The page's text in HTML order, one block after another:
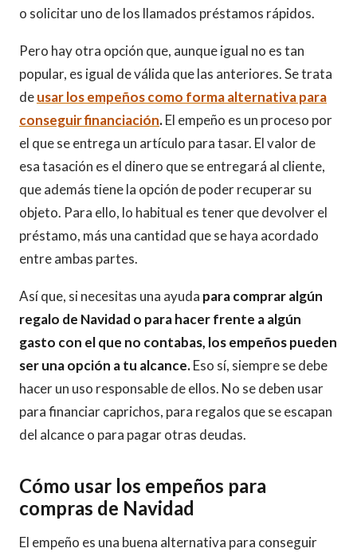
o solicitar uno de los llamados préstamos rápidos.
Pero hay otra opción que, aunque igual no es tan
popular, es igual de válida que las anteriores. Se trata
deusar los empeños como forma alternativa para
conseguir financiación.El empeño es un proceso por
el que se entrega un artículo para tasar. El valor de
esa tasación es el dinero que se entregará al cliente,
que además tiene la opción de poder recuperar su
objeto. Para ello, lo habitual es tener que devolver el
préstamo, más una cantidad que se haya acordado
entre ambas partes.
Así que, si necesitas una ayuda para comprar algún
regalo de Navidad o para hacer frente a algún
gasto con el que no contabas, los empeños pueden
ser una opción a tu alcance.Eso sí, siempre se debe
hacer un uso responsable de ellos. No se deben usar
para financiar caprichos, para regalos que se escapan
del alcance o para pagar otras deudas.
Cómo usar los empeños para
compras de Navidad
El empeño es una buena alternativa para conseguir